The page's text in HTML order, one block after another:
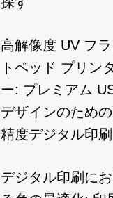
高解像度 UV フラ
トベッド プリン
ー: プレミアム
デザインのため
精度デジタル印刷
デジタル印刷に